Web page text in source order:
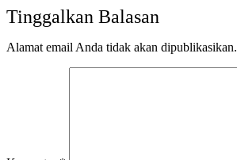
Tinggalkan Balasan
Alamat email Anda tidak akan dipublikasikan.